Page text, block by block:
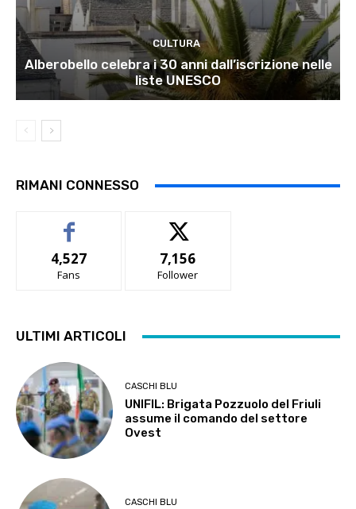
CULTURA
Alberobello celebra i 30 anni dall’iscrizione nelle
liste UNESCO
RIMANI CONNESSO
4,527
Fans
7,156
Follower
ULTIMI ARTICOLI
CASCHI BLU
UNIFIL: Brigata Pozzuolo del Friuli
assume il comando del settore
Ovest
CASCHI BLU